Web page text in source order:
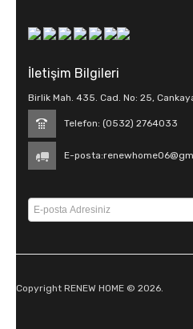
İletişim Bilgileri
Birlik Mah. 435. Cad. No: 25,
Telefon: (0532) 2764033
E-posta:
Copyright RENEW HOME © 2026.